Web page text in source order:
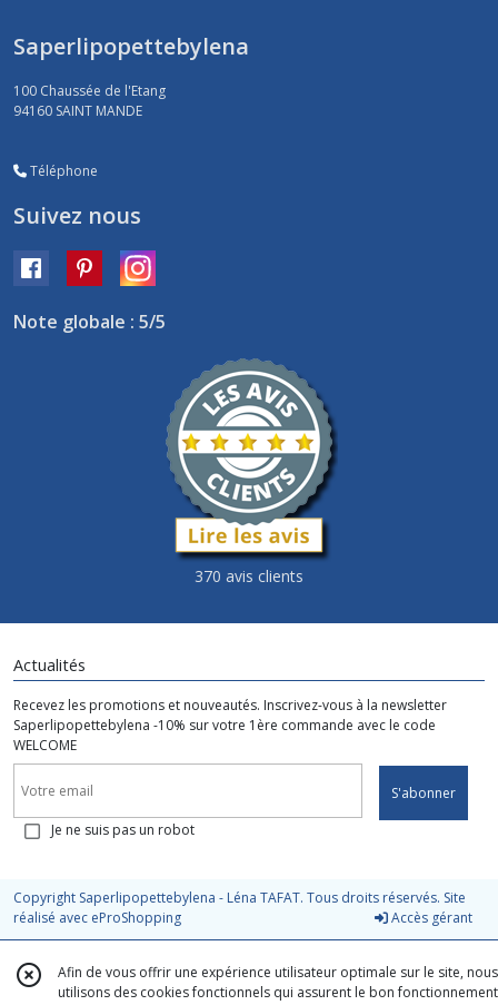
Saperlipopettebylena
100 Chaussée de l'Etang
94160 SAINT MANDE
Téléphone
Suivez nous
Note globale : 5/5
370 avis clients
Actualités
Recevez les promotions et nouveautés. Inscrivez-vous à la newsletter
Saperlipopettebylena -10% sur votre 1ère commande avec le code
WELCOME
S'abonner
Je ne suis pas un robot
Copyright Saperlipopettebylena - Léna TAFAT. Tous droits réservés. Site
réalisé avec eProShopping Accès gérant
Afin de vous offrir une expérience utilisateur optimale sur le site, nous
utilisons des cookies fonctionnels qui assurent le bon fonctionnement